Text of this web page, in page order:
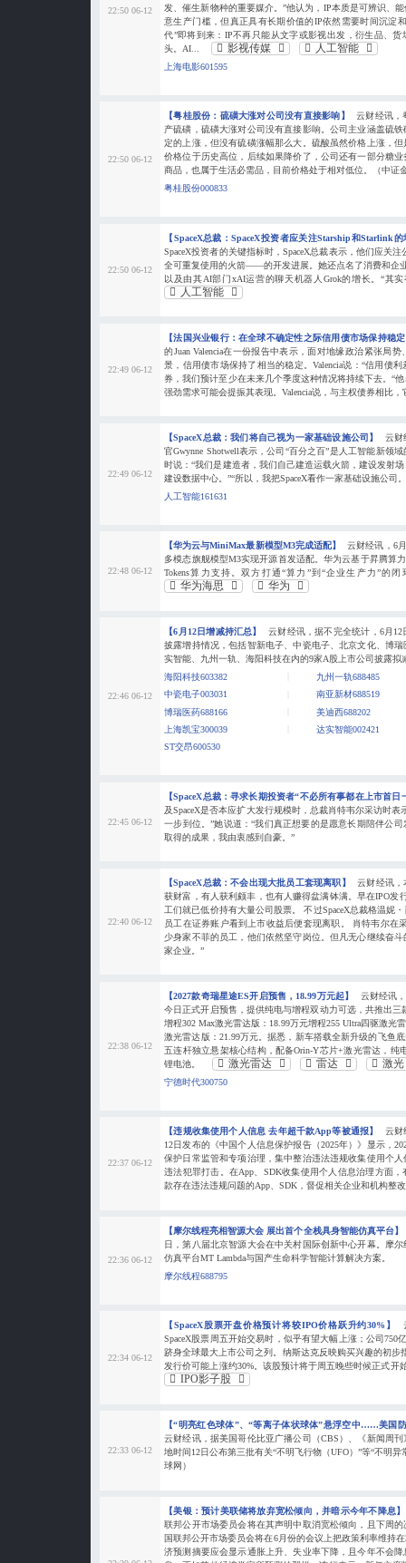
22:50 06-12
发、催生新物种的重要媒介。”他认为，IP本质是可辨识、
意生产门槛，但真正具有长期价值的IP依然需要时间沉淀
代”即将到来：IP不再只能从文字或影视出发，衍生品、
头。AI...
影视传媒 人工智能
上海电影601595
22:50 06-12
【粤桂股份：硫磺大涨对公司没有直接影响】
云财经讯，
产硫磺，硫磺大涨对公司没有直接影响。公司主业涵盖硫
定的上涨，但没有硫磺涨幅那么大。硫酸虽然价格上涨，
价格位于历史高位，后续如果降价了，公司还有一部分糖
商品，也属于生活必需品，目前价格处于相对低位。（中证
粤桂股份000833
22:50 06-12
【SpaceX总裁：SpaceX投资者应关注Starship和Starlink
SpaceX投资者的关键指标时，SpaceX总裁表示，他们应关
全可重复使用的火箭——的开发进展。她还点名了消费和企
以及由其AI部门xAI运营的聊天机器人Grok的增长。“其
人工智能
22:49 06-12
【法国兴业银行：在全球不确定性之际信用债市场保持稳
的Juan Valencia在一份报告中表示，面对地缘政治紧张局
景，信用债市场保持了相当的稳定。Valencia说：“信用债
券，我们预计至少在未来几个季度这种情况将持续下去。“
强劲需求可能会提振其表现。Valencia说，与主权债券相比
22:49 06-12
【SpaceX总裁：我们将自己视为一家基础设施公司】
云财
官Gwynne Shotwell表示，公司“百分之百”是人工智能新领
时说：“我们是建造者，我们自己建造运载火箭，建设发射
建设数据中心。”“所以，我把SpaceX看作一家基础设施公司
人工智能161631
22:48 06-12
【华为云与MiniMax最新模型M3完成适配】
云财经讯，6
多模态旗舰模型M3实现开源首发适配。华为云基于昇腾算
Tokens算力支持。双方打通“算力”到“企业生产力”的闭
华为海思 华为
22:46 06-12
【6月12日增减持汇总】
云财经讯，据不完全统计，6月
披露增持情况，包括智新电子、中瓷电子、北京文化、博
实智能、九州一轨、海阳科技在内的9家A股上市公司披露拟
海阳科技603382
九州一轨688485
中瓷电子003031
南亚新材688519
博瑞医药688166
美迪西688202
上海凯宝300039
达实智能002421
ST交昂600530
22:45 06-12
【SpaceX总裁：寻求长期投资者“不必所有事都在上市首
及SpaceX是否本应扩大发行规模时，总裁肖特韦尔采访时表
一步到位。”她说道：“我们真正想要的是愿意长期陪伴公
取得的成果，我由衷感到自豪。”
22:40 06-12
【SpaceX总裁：不会出现大批员工套现离职】
云财经讯，
获财富，有人获利颇丰，也有人赚得盆满钵满。早在IPO发
工们就已低价持有大量公司股票。 不过SpaceX总裁格温妮
员工在证券账户看到上市收益后便套现离职。 肖特韦尔在
少身家不菲的员工，他们依然坚守岗位。但凡无心继续奋
家企业。”
22:38 06-12
【2027款奇瑞星途ES开启预售，18.99万元起】
云财经讯
今日正式开启预售，提供纯电与增程双动力可选，共推出三
增程302 Max激光雷达版：18.99万元增程255 Ultra四驱激光
激光雷达版：21.99万元。据悉，新车搭载全新升级的飞鱼
五连杆独立悬架核心结构，配备Orin-Y芯片+激光雷达，纯
锂电池。
激光雷达 雷达 激
宁德时代300750
22:37 06-12
【违规收集使用个人信息 去年超千款App等被通报】
云财
12日发布的《中国个人信息保护报告（2025年）》显示，
保护日常监管和专项治理，集中整治违法违规收集使用个
违法犯罪打击。在App、SDK收集使用个人信息治理方面，
款存在违法违规问题的App、SDK，督促相关企业和机构整
22:36 06-12
【摩尔线程亮相智源大会 展出首个全栈具身智能仿真平台】
日，第八届北京智源大会在中关村国际创新中心开幕。摩
仿真平台MT Lambda与国产生命科学智能计算解决方案。
摩尔线程688795
22:34 06-12
【SpaceX股票开盘价格预计将较IPO价格跃升约30%】
SpaceX股票周五开始交易时，似乎有望大幅上涨；公司750
跻身全球最大上市公司之列。纳斯达克反映购买兴趣的初步
发行价可能上涨约30%。该股预计将于周五晚些时候正式开
IPO影子股
22:33 06-12
【“明亮红色球体”、“等离子体状球体”悬浮空中……美国
云财经讯，据美国哥伦比亚广播公司（CBS）、《新闻周
地时间12日公布第三批有关“不明飞行物（UFO）”等“不明
球网）
【美银：预计美联储将放弃宽松倾向，并暗示今年不降息
联邦公开市场委员会将在其声明中取消宽松倾向，且下周
国联邦公开市场委员会将在6月份的会议上把政策利率维持
济预测摘要应会显示通胀上升、失业率下降，且今年不会